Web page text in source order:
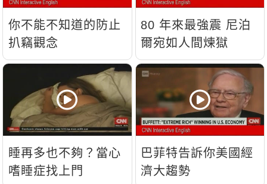
你不能不知道的防止
扒竊觀念
80 年來最強震 尼泊
爾宛如人間煉獄
睡再多也不夠？當心
嗜睡症找上門
巴菲特告訴你美國經
濟大趨勢